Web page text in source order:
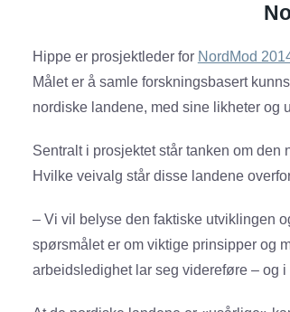
Hippe er prosjektleder for NordMod
Målet er å samle forskningsbasert
nordiske landene, med sine likheter og
Sentralt i prosjektet står tanken om
Hvilke veivalg står disse landene
– Vi vil belyse den faktiske utviklingen
spørsmålet er om viktige prinsipper og
arbeidsledighet lar seg videreføre – og